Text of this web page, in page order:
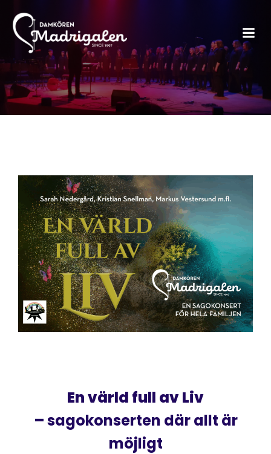
En värld full av Liv
–sagokonserten där allt är
möjligt